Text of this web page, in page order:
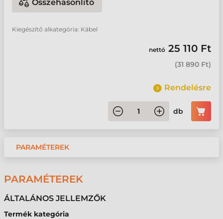
Összehasonlító
Kiegészítő alkategória: Kábel
nettó 25 110 Ft
(31 890 Ft)
Rendelésre
db
PARAMÉTEREK
PARAMÉTEREK
ÁLTALÁNOS JELLEMZŐK
Termék kategória